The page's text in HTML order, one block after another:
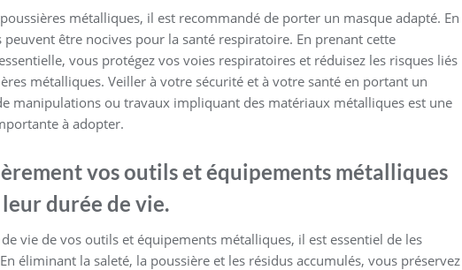
métalliques, il est recommandé de porter un masque adapté. En
peuvent être nocives pour la santé respiratoire. En prenant cette
vous protégez vos voies respiratoires et réduisez les risques liés
métalliques. Veiller à votre sécurité et à votre santé en portant un
manipulations ou travaux impliquant des matériaux métalliques est une
à adopter.
vos outils et équipements métalliques
durée de vie.
vie de vos outils et équipements métalliques, il est essentiel de les
éliminant la saleté, la poussière et les résidus accumulés, vous préservez